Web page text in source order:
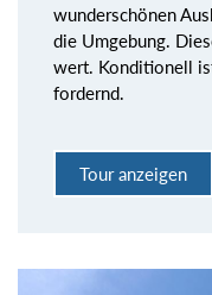
wunderschönen
die Umgebung.
wert. Konditionell
fordernd.
Tour anzeigen